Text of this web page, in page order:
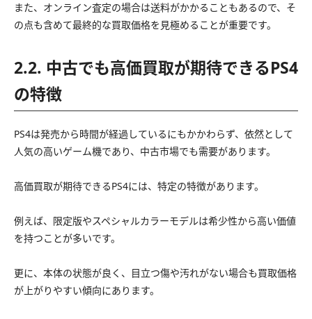
また、オンライン査定の場合は送料がかかることもあるので、そ
の点も含めて最終的な買取価格を見極めることが重要です。
2.2. 中古でも高価買取が期待できるPS4
の特徴
PS4は発売から時間が経過しているにもかかわらず、依然として
人気の高いゲーム機であり、中古市場でも需要があります。
高価買取が期待できるPS4には、特定の特徴があります。
例えば、限定版やスペシャルカラーモデルは希少性から高い価値
を持つことが多いです。
更に、本体の状態が良く、目立つ傷や汚れがない場合も買取価格
が上がりやすい傾向にあります。